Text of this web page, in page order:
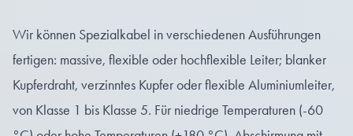
Wir können Spezialkabel in verschiedenen Ausführungen
fertigen: massive, flexible oder hochflexible Leiter; blanker
Kupferdraht, verzinntes Kupfer oder flexible Aluminiumleiter,
von Klasse 1 bis Klasse 5. Für niedrige Temperaturen (-60